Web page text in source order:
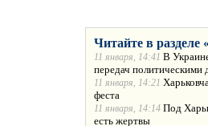
Читайте в разделе
11 января, 14:41 В
передач политическими
11 января, 14:21
феста
11 января, 14:14 Под
есть жертвы